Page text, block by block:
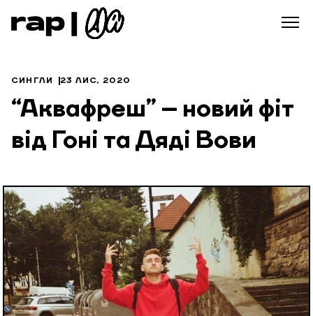
СИНГЛИ 23 ЛИС, 2020
“Аквафреш” – новий фіт
від Гоні та Дяді Вови